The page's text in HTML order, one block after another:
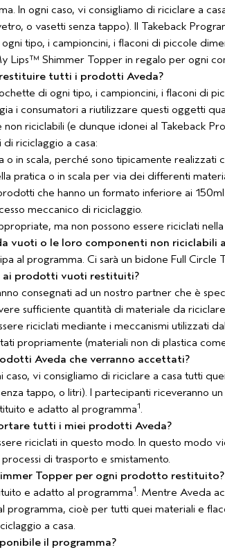
In ogni caso, vi consigliamo di riciclare a
o vasetti senza tappo). Il Takeback
tipo, i campioncini, i flaconi di piccole
Lips™ Shimmer Topper in regalo per ogni
restituire tutti i prodotti Aveda?
di ogni tipo, i campioncini, i flaconi di
i consumatori a riutilizzare questi oggetti
riciclabili (e dunque idonei al Takeback
di riciclaggio a casa:
o in scala, perché sono tipicamente realizzati
pratica o in scala per via dei differenti
che hanno un formato inferiore ai
meccanico di riciclaggio.
ma non possono essere riciclati nella
vuoti o le loro componenti non riciclabili a
al programma. Ci sarà un bidone Full Circle
ai prodotti vuoti restituiti?
consegnati ad un nostro partner che è
sufficiente quantità di materiale da
riciclati mediante i meccanismi utilizzati
propriamente (materiali non di plastica
Aveda che verranno accettati?
vi consigliamo di riciclare a casa tutti
tappo, o litri). I partecipanti riceveranno
e adatto al programma1.
tutti i miei prodotti Aveda?
riciclati in questo modo. In questo modo
di trasporto e smistamento.
Topper per ogni prodotto restituito?
e adatto al programma1. Mentre Aveda
cioè per tutti quei materiali e
a casa.
il programma?